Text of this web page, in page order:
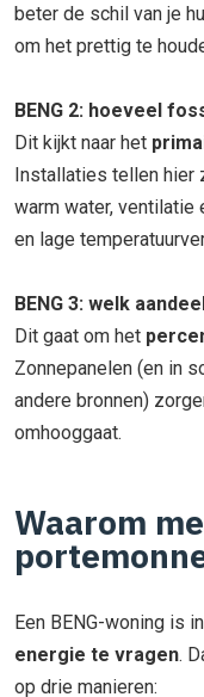
beter de schil van je
om het prettig te
BENG 2: hoeveel
Dit kijkt naar het
Installaties tellen hier
warm water, ventilatie
en lage
BENG 3: welk
Dit gaat om het
Zonnepanelen (en in
andere bronnen)
omhooggaat.
Waarom
Een BENG-woning is
energie te vragen.
op drie manieren: